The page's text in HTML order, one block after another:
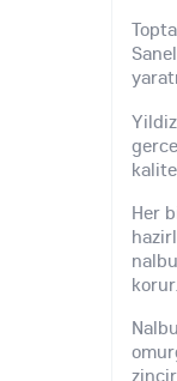
Her
korur.